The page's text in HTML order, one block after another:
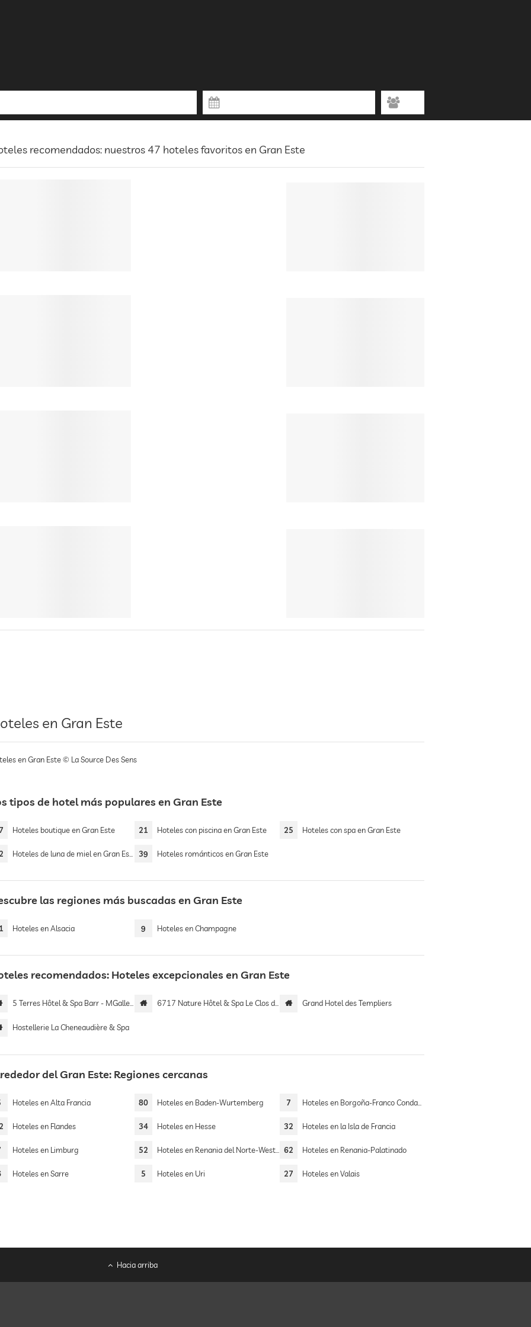
recomendados: nuestros 47 hoteles favoritos en Gran Este
en Gran Este
en Gran Este © La Source Des Sens
tipos de hotel más populares en Gran Este
Hoteles boutique en Gran Este 21 Hoteles con piscina en Gran Este 25 Hoteles con spa en Gran Este
Hoteles de luna de miel en Gran Este 39 Hoteles románticos en Gran Este
las regiones más buscadas en Gran Este
Hoteles en Alsacia 9 Hoteles en Champagne
recomendados: Hoteles excepcionales en Gran Este
5 Terres Hôtel & Spa Barr - MGallery Hotel Collection 6717 Nature Hôtel & Spa Le Clos des Délices Grand Hotel des Templiers
Hostellerie La Cheneaudière & Spa
del Gran Este: Regiones cercanas
Hoteles en Alta Francia 80 Hoteles en Baden-Wurtemberg 7 Hoteles en Borgoña-Franco Condado
Hoteles en Flandes 34 Hoteles en Hesse 32 Hoteles en la Isla de Francia
Hoteles en Limburg 52 Hoteles en Renania del Norte-Westfalia 62 Hoteles en Renania-Palatinado
Hoteles en Sarre 5 Hoteles en Uri 27 Hoteles en Valais
Hacia arriba